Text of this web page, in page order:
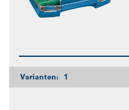
Varianten: 1